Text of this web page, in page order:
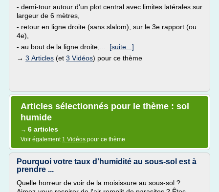
- demi-tour autour d'un plot central avec limites latérales sur
largeur de 6 mètres,
- retour en ligne droite (sans slalom), sur le 3e rapport (ou
4e),
- au bout de la ligne droite,... [suite...]
→ 3 Articles (et 3 Vidéos) pour ce thème
Articles sélectionnés pour le thème : sol
humide
→ 6 articles
Voir également 1 Vidéos pour ce thème
Pourquoi votre taux d'humidité au sous-sol est à
prendre ...
Quelle horreur de voir de la moisissure au sous-sol ?